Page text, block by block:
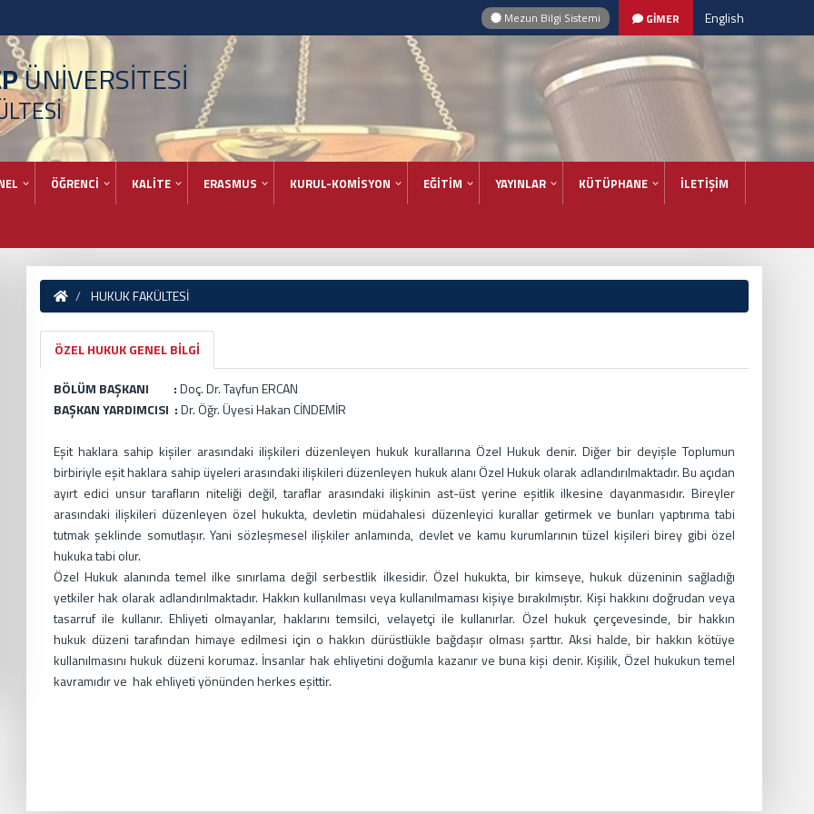
Mezun Bilgi Sistemi GİMER English
ÜNİVERSİTESİ
ÖĞRENCİ KALİTE ERASMUS KURUL-KOMİSYON EĞİTİM YAYINLAR KÜTÜPHANE İLETİŞİM
HUKUK FAKÜLTESİ
ÖZEL HUKUK GENEL BİLGİ
BÖLÜM BAŞKANI :Doç. Dr. Tayfun ERCAN
BAŞKAN YARDIMCISI :Dr. Öğr. Üyesi Hakan CİNDEMİR
Eşit haklara sahip kişiler arasındaki ilişkileri düzenleyen hukuk kurallarına Özel Hukuk denir. Diğer bir deyişle Toplumun
birbiriyle eşit haklara sahip üyeleri arasındaki ilişkileri düzenleyen hukuk alanı Özel Hukuk olarak adlandırılmaktadır. Bu açıdan
ayırt edici unsur tarafların niteliği değil, taraflar arasındaki ilişkinin ast-üst yerine eşitlik ilkesine dayanmasıdır. Bireyler
arasındaki ilişkileri düzenleyen özel hukukta, devletin müdahalesi düzenleyici kurallar getirmek ve bunları yaptırıma tabi
tutmak şeklinde somutlaşır. Yani sözleşmesel ilişkiler anlamında, devlet ve kamu kurumlarının tüzel kişileri birey gibi özel
hukuka tabi olur.
Özel Hukuk alanında temel ilke sınırlama değil serbestlik ilkesidir. Özel hukukta, bir kimseye, hukuk düzeninin sağladığı
yetkiler hak olarak adlandırılmaktadır. Hakkın kullanılması veya kullanılmaması kişiye bırakılmıştır. Kişi hakkını doğrudan veya
tasarruf ile kullanır. Ehliyeti olmayanlar, haklarını temsilci, velayetçi ile kullanırlar. Özel hukuk çerçevesinde, bir hakkın
hukuk düzeni tarafından himaye edilmesi için o hakkın dürüstlükle bağdaşır olması şarttır. Aksi halde, bir hakkın kötüye
kullanılmasını hukuk düzeni korumaz. İnsanlar hak ehliyetini doğumla kazanır ve buna kişi denir. Kişilik, Özel hukukun temel
kavramıdır ve hak ehliyeti yönünden herkes eşittir.